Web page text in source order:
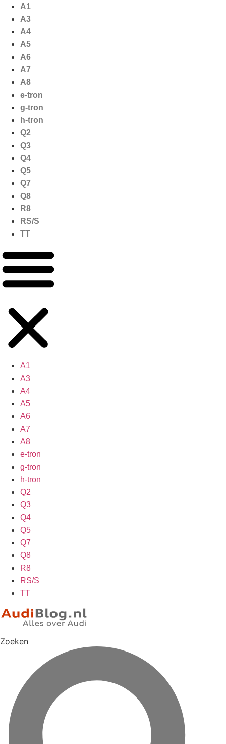
naar
inhoud
A1
A3
A4
A5
A6
A7
A8
e-tron
g-tron
h-tron
Q2
Q3
Q4
Q5
Q7
Q8
R8
RS/S
TT
A1
A3
A4
A5
A6
A7
A8
e-tron
g-tron
h-tron
Q2
Q3
Q4
Q5
Q7
Q8
R8
RS/S
TT
Zoeken